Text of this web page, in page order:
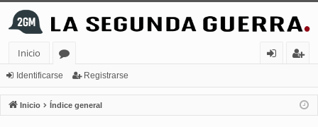
Inicio
or
os
nt
ifi
ist
ra
Identificarse Registrarse
Inicio Índice general